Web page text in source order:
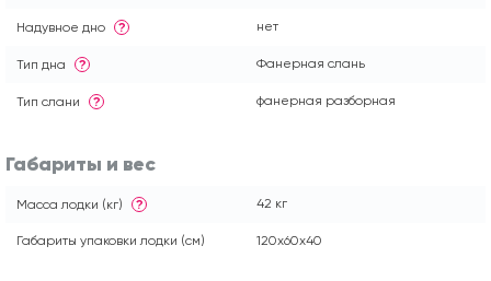
Надувное дно ? нет
Тип дна ? Фанерная слань
Тип слани ? фанерная разборная
Габариты и вес
Масса лодки (кг) ? 42 кг
Габариты упаковки лодки (см) 120x60x40